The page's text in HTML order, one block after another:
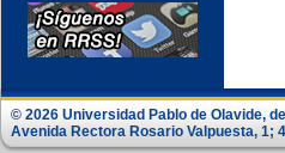
© 2026 Universidad Pablo de Olavide,
Avenida Rectora Rosario Valpuesta, 1;